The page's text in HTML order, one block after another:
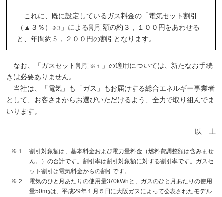
これに、既に設定しているガス料金の「電気セット割引
（▲３％）
※3 」による割引額の約３，１００円をあわせる
と、年間約５，２００円の割引となります。
なお、「ガスセット割引 ※１
」の適用については、新たなお手続
きは必要ありません。
当社は、「電気」も「ガス」もお届けする総合エネルギー事業者
として、お客さまからお選びいただけるよう、全力で取り組んでま
いります。
以 上
※１ 割引対象額は、基本料金および電力量料金（燃料費調整額は含みませ
ん。）の合計です。割引率は割引対象額に対する割引率です。ガスセ
ット割引は電気料金からの割引です。
※２ 電気のひと月あたりの使用量370kWhと、ガスのひと月あたりの使用
量50m3は、平成29年１月５日に大阪ガスによって公表されたモデル